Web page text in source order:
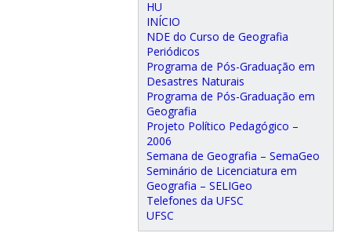
HU
INÍCIO
NDE do Curso de Geografia
Periódicos
Programa de Pós-Graduação em
Desastres Naturais
Programa de Pós-Graduação em
Geografia
Projeto Político Pedagógico –
2006
Semana de Geografia – SemaGeo
Seminário de Licenciatura em
Geografia – SELIGeo
Telefones da UFSC
UFSC